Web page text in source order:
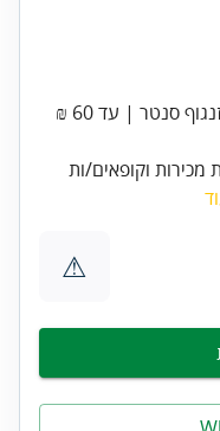
אנשי/נשות מכירות וקופאים/ות — דיזנגוף סנטר | עד 60 ₪
וקופאים/ות
⚠